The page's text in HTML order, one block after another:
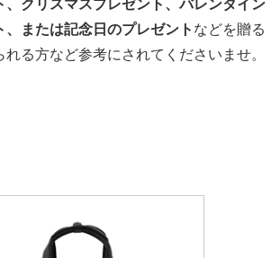
、クリスマスプレゼント、バレンタイン
、または記念日のプレゼント などを贈る
れる方など参考にされてくださいませ。